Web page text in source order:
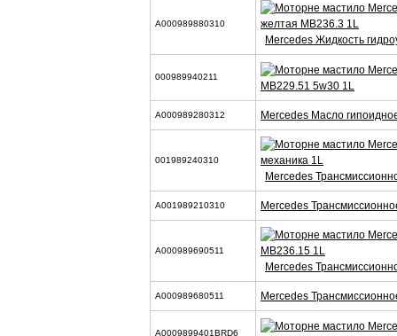
A000989880310
Mercedes Жидкость
000989940211
MB229.51 5w30 1L
A000989280312 Mercedes Масло
001989240310
Mercedes
A001989210310 Mercedes
A000989690511
Mercedes
A000989680511 Mercedes
A0009899401BRD6